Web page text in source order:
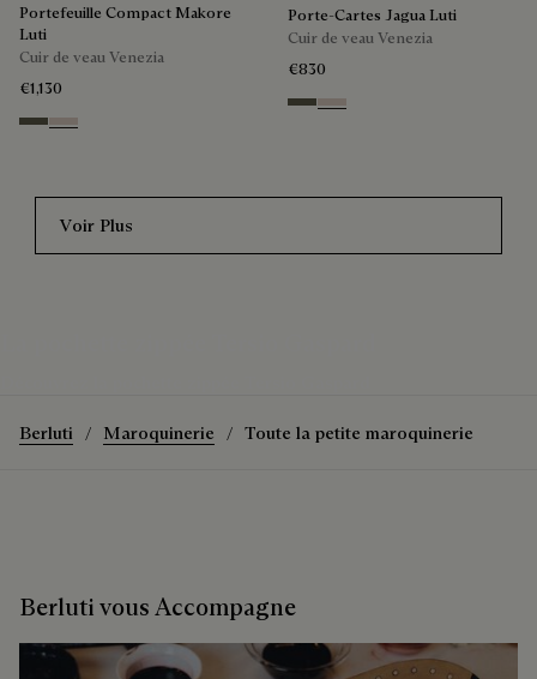
Portefeuille Compact Makore
Luti
Cuir de veau Venezia
€1,130
Selva Oscura
Gris
Porte-Cartes Jagua Luti
Cuir de veau Venezia
€830
Selva Oscura
Gris
Voir Plus
Berluti Maroquinerie Toute la petite maroquinerie
Berluti vous Accompagne